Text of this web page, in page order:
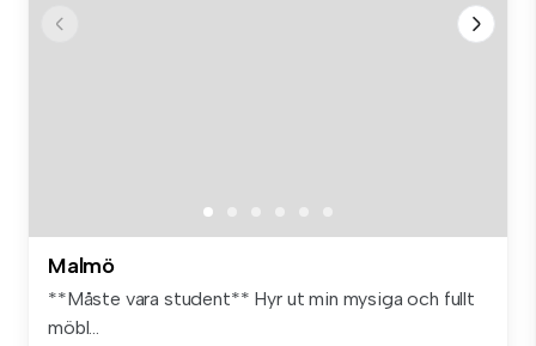
Malmö
**Måste vara student** Hyr ut min mysiga och fullt
möbl...